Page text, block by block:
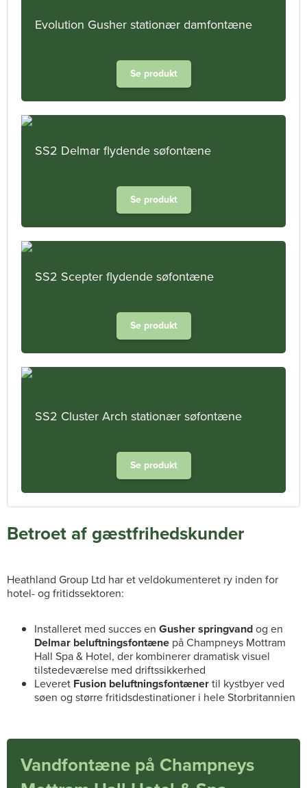
Evolution Gusher stationær damfontæne
Se produkt
SS2 Delmar flydende søfontæne
Se produkt
SS2 Scepter flydende søfontæne
Se produkt
SS2 Cluster Arch stationær søfontæne
Se produkt
Betroet af gæstfrihedskunder
Heathland Group Ltd har et veldokumenteret ry inden for
hotel- og fritidssektoren:
Installeret med succes en Gusher springvandog en
Delmar beluftningsfontæne på Champneys Mottram
Hall Spa & Hotel, der kombinerer dramatisk visuel
tilstedeværelse med driftssikkerhed
Leveret Fusion beluftningsfontænertil kystbyer ved
søen og større fritidsdestinationer i hele Storbritannien
Vandfontæne på Champneys